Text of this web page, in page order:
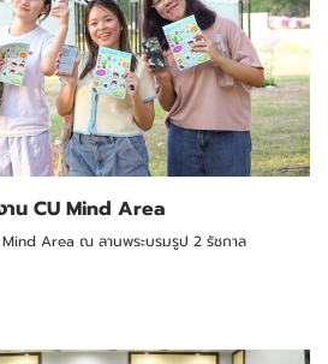
าน CU Mind Area
Area ณ ลานพระบรมรูป 2 รัชกาล